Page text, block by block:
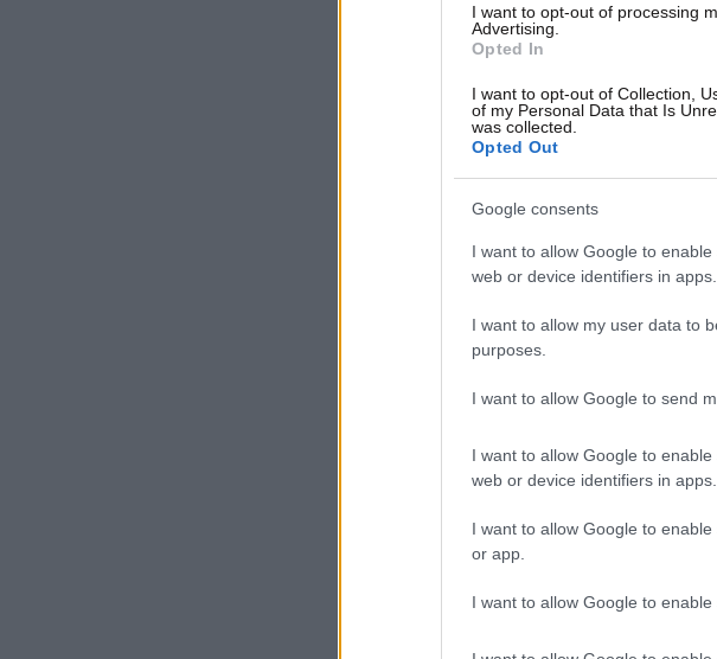
I want to opt-out of processing
Advertising.
Opted In
I want to opt-out of Collection,
of my Personal Data that Is
was collected.
Opted Out
Google consents
I want to allow Google to
web or device identifiers in apps.
I want to allow my user data to
purposes.
I want to allow Google to send
I want to allow Google to
web or device identifiers in apps.
I want to allow Google to
or app.
I want to allow Google to